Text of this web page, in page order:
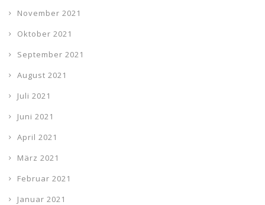
November 2021
Oktober 2021
September 2021
August 2021
Juli 2021
Juni 2021
April 2021
März 2021
Februar 2021
Januar 2021